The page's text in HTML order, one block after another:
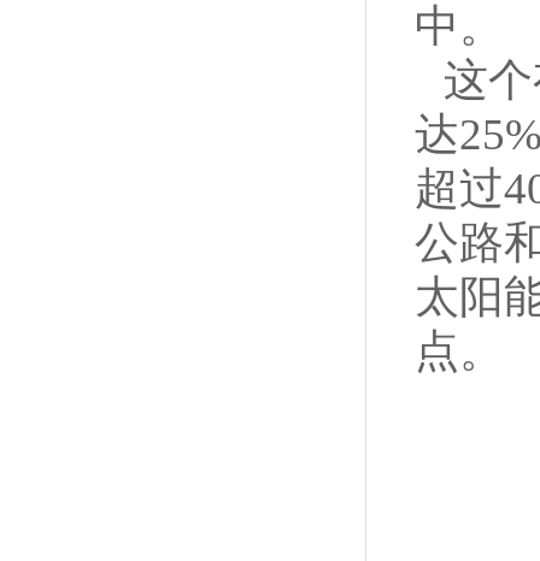
中。
这
达
超过
公路
太阳
点。